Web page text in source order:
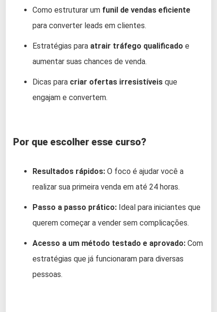
Como estruturar um funil de vendas eficiente
para converter leads em clientes.
Estratégias para atrair tráfego qualificado e
aumentar suas chances de venda.
Dicas para criar ofertas irresistíveis que
engajam e convertem.
Por que escolher esse curso?
Resultados rápidos: O foco é ajudar você a
realizar sua primeira venda em até 24 horas.
Passo a passo prático: Ideal para iniciantes que
querem começar a vender sem complicações.
Acesso a um método testado e aprovado: Com
estratégias que já funcionaram para diversas
pessoas.